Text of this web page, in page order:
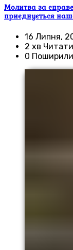
Молитва за
приєднується
16 Липня,
2 хв Читати
0 Поширили